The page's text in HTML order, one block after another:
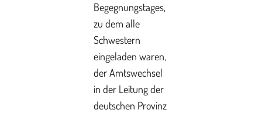
Begegnungstages,
zu dem alle
Schwestern
eingeladen waren,
der Amtswechsel
in der Leitung der
deutschen Provinz